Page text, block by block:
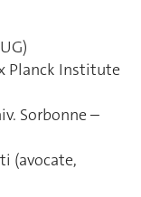
Institute
–